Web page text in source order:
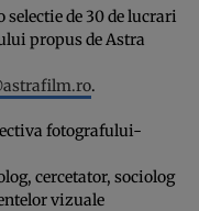
de 30 de lucrari
propus de Astra
.
fotografului-
cercetator, sociolog
vizuale